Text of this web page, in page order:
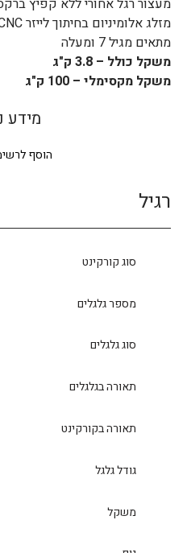
מעצור רגל אחורי ללא קפיץ
מזלג אלומיניום בחיתוך לייזר CNC חזק במיוחד
מתאים מגיל 7 ומעלה
משקל כולל – 3.8 ק"ג
משקל מקסימלי – 100 ק"ג
מידע
הוסף
רגיל
סוג קורקינט
מספר גלגלים
סוג גלגלים
תאורה בגלגלים
תאורה בקורקינט
גודל גלגל
משקל